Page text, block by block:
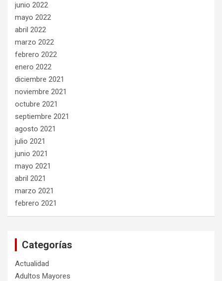
junio 2022
mayo 2022
abril 2022
marzo 2022
febrero 2022
enero 2022
diciembre 2021
noviembre 2021
octubre 2021
septiembre 2021
agosto 2021
julio 2021
junio 2021
mayo 2021
abril 2021
marzo 2021
febrero 2021
Categorías
Actualidad
Adultos Mayores